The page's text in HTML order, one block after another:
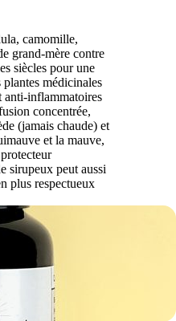
camomille,
grand-mère contre
siècles pour une
médicinales
anti-inflammatoires
concentrée,
(jamais chaude) et
et la mauve,
sirupeux peut aussi
plus respectueux